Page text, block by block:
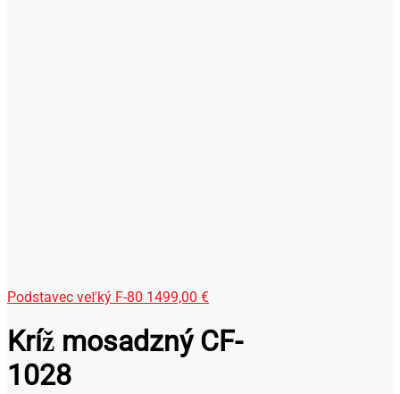
Podstavec veľký F-80 1499,00 €
Kríž mosadzný CF-
1028